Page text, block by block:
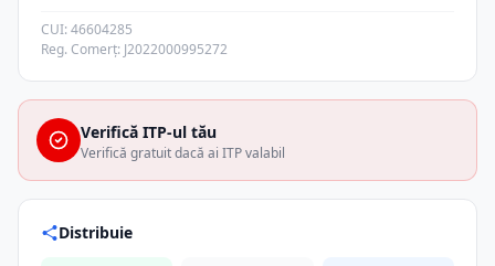
CUI: 46604285
Reg. Comerț: J2022000995272
Verifică ITP-ul tău
Verifică gratuit dacă ai ITP valabil
Distribuie